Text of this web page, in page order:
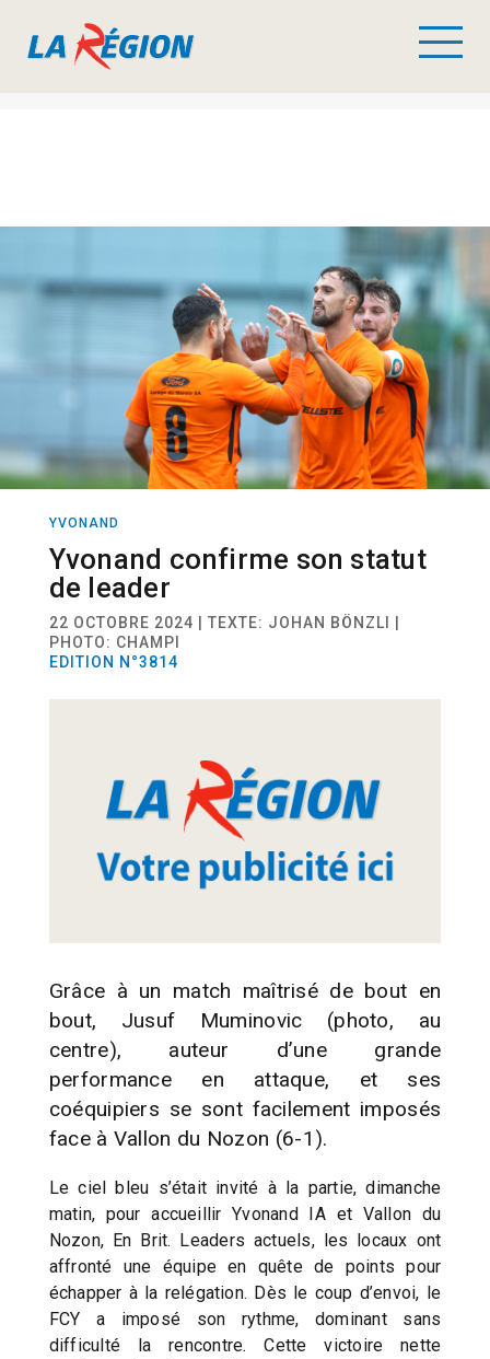
YVONAND
Yvonand confirme son statut
de leader
22 OCTOBRE 2024 | TEXTE: JOHAN BÖNZLI |
PHOTO: CHAMPI
EDITION N°3814
Grâce à un match maîtrisé de bout en
bout, Jusuf Muminovic (photo, au
centre), auteur d’une grande
performance en attaque, et ses
coéquipiers se sont facilement imposés
face à Vallon du Nozon (6-1).
Le ciel bleu s’était invité à la partie, dimanche
matin, pour accueillir Yvonand IA et Vallon du
Nozon, En Brit. Leaders actuels, les locaux ont
affronté une équipe en quête de points pour
échapper à la relégation. Dès le coup d’envoi, le
FCY a imposé son rythme, dominant sans
difficulté la rencontre. Cette victoire nette